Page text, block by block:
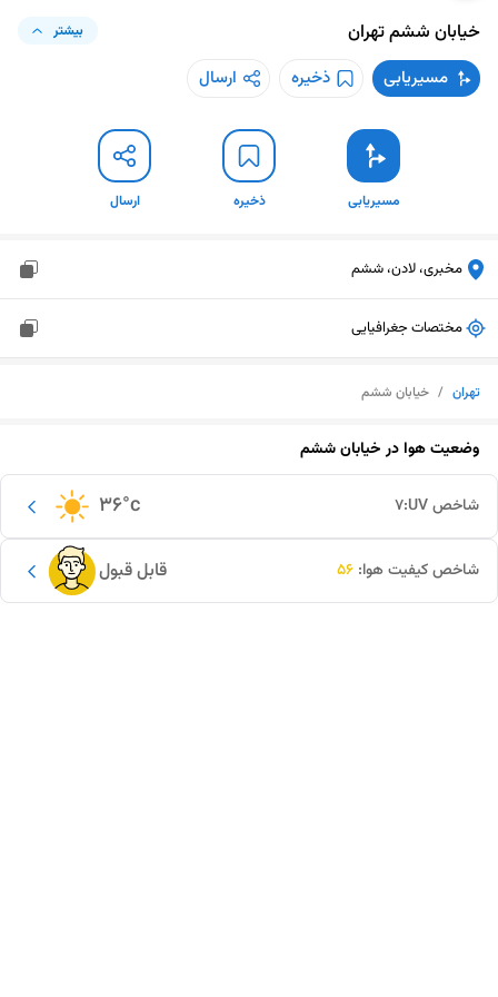
خیابان ششمتهران بیشتر
مسیریابی ذخیره ارسال
مسیریابی ذخیره ارسال
مخبری، لادن، ششم
مختصات جغرافیایی
تهران / خیابان ششم
وضعیت هوا درخیابان ششم
36°c شاخص UV: 7
قابل قبول شاخص کیفیت هوا: 56